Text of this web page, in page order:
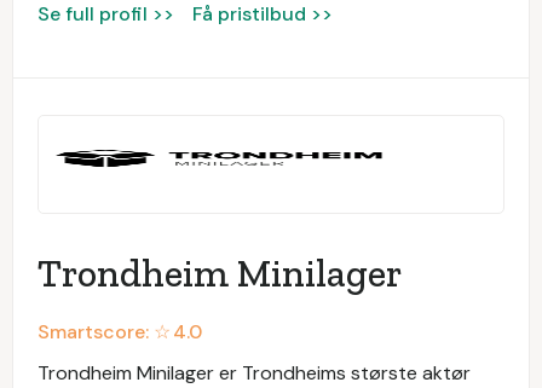
Se full profil >> Få pristilbud >>
Trondheim Minilager
Smartscore: ☆4.0
Trondheim Minilager er Trondheims største aktør